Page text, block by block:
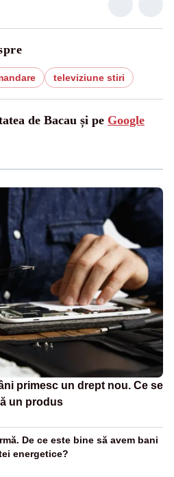
televiziune stiri
de Bacau și pe Google
primesc un drept nou. Ce se
un produs
De ce este bine să avem bani
energetice?